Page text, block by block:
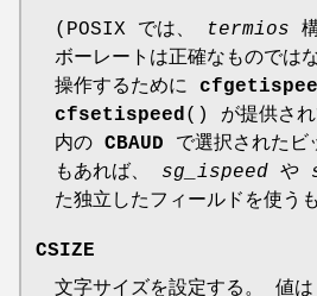
(POSIX では、 termios
ボーレートは正確なものでは
操作するために
cfsetispeed() が提供され
内の CBAUD で選択されたビ
もあれば、 sg_ispeed や
た独立したフィールドを使う
CSIZE
文字サイズを設定する。 値は